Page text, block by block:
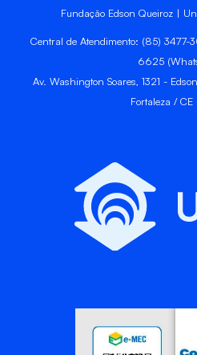
Fundação Edson Queiroz |
Central de Atendimento: (85)
6625
Av. Washington Soares, 1321 -
Fortaleza / CE